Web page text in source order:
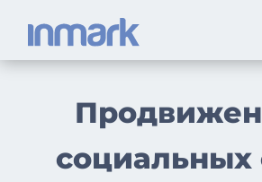
социальных